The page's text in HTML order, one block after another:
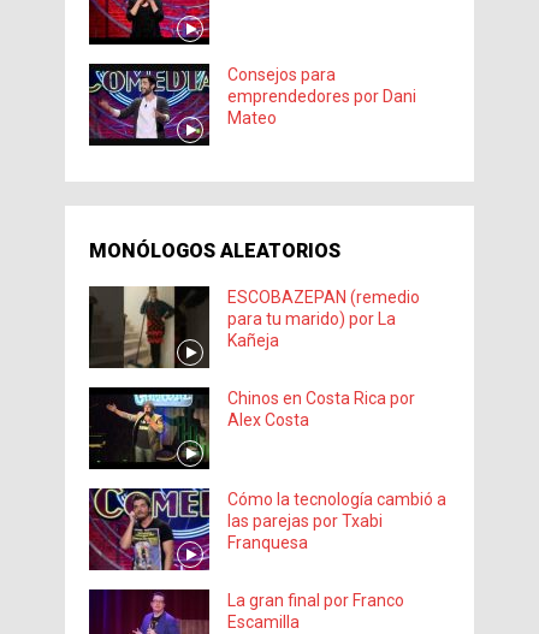
Consejos para
emprendedores por Dani
Mateo
MONÓLOGOS ALEATORIOS
ESCOBAZEPAN (remedio
para tu marido) por La
Kañeja
Chinos en Costa Rica por
Alex Costa
Cómo la tecnología cambió a
las parejas por Txabi
Franquesa
La gran final por Franco
Escamilla